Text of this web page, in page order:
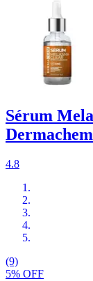
Sérum
4.8
(9)
5% OFF